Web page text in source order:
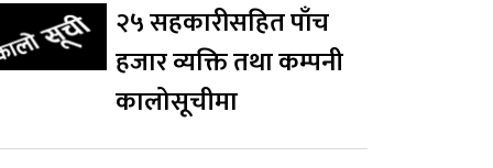
२५ सहकारीसहित पाँच
हजार व्यक्ति तथा कम्पनी
कालोसूचीमा